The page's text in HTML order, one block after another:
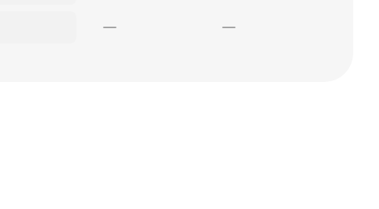
— —